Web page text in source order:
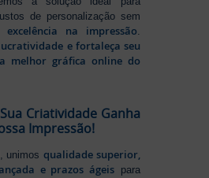
de personalização sem
excelência na impressão
e fortaleça seu
melhor gráfica online do
Criatividade Ganha
Impressão!
, unimos qualidade superior,
e prazos ágeispara